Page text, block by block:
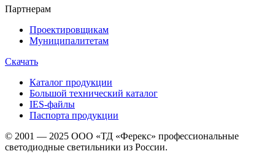
Партнерам
Проектировщикам
Муниципалитетам
Скачать
Каталог продукции
Большой технический каталог
IES-файлы
Паспорта продукции
© 2001 — 2025 ООО «ТД «Ферекс» профессиональные
светодиодные светильники из России.